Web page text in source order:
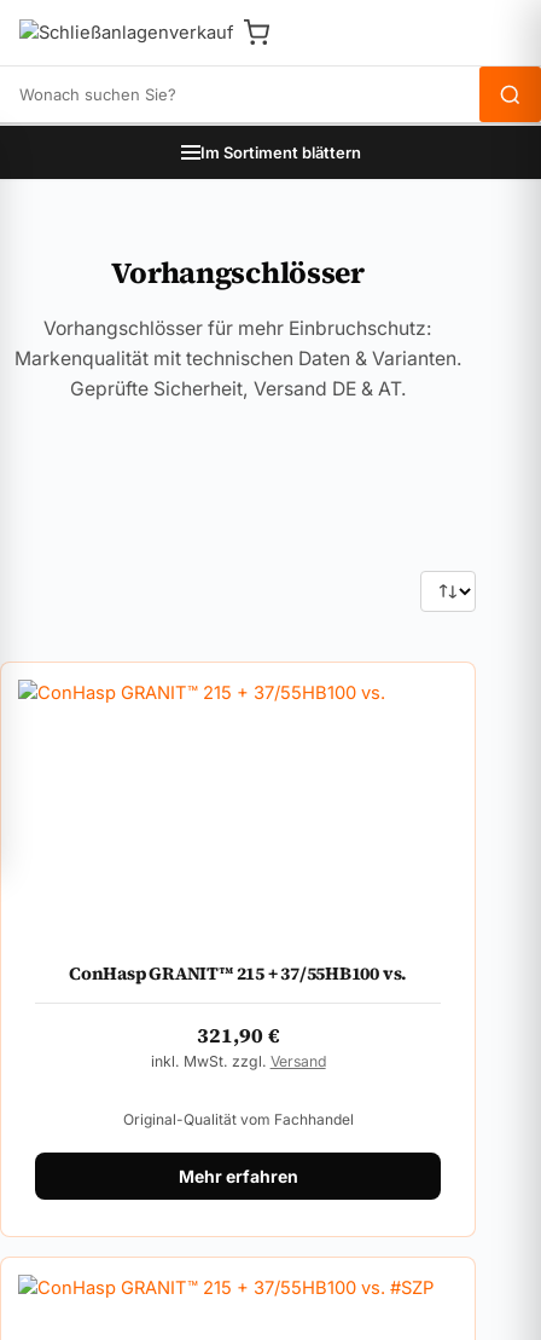
Im Sortiment blättern
Vorhangschlösser
Vorhangschlösser für mehr Einbruchschutz:
Markenqualität mit technischen Daten & Varianten.
Geprüfte Sicherheit, Versand DE & AT.
ConHasp GRANIT™ 215 + 37/55HB100 vs.
321,90€
inkl. MwSt. zzgl. Versand
Original-Qualität vom Fachhandel
Mehr erfahren